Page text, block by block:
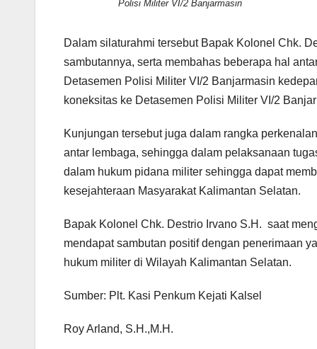
Polisi Militer VI/2 Banjarmasin
Dalam silaturahmi tersebut Bapak Kolonel Chk.
sambutannya, serta membahas beberapa hal
Detasemen Polisi Militer VI/2 Banjarmasin
koneksitas ke Detasemen Polisi Militer VI/2
Kunjungan tersebut juga dalam rangka
antar lembaga, sehingga dalam pelaksanaan
dalam hukum pidana militer sehingga dapat
kesejahteraan Masyarakat Kalimantan Selatan.
Bapak Kolonel Chk. Destrio Irvano S.H. saat
mendapat sambutan positif dengan penerimaan
hukum militer di Wilayah Kalimantan Selatan.
Sumber: Plt. Kasi Penkum Kejati Kalsel
Roy Arland, S.H.,M.H.